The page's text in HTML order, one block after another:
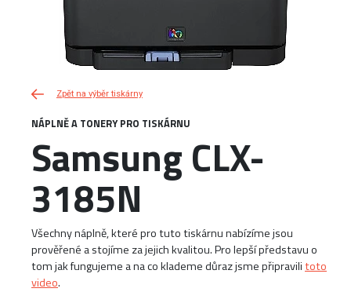
Zpět na výběr tiskárny
NÁPLNĚ A TONERY PRO TISKÁRNU
Samsung CLX-
3185N
Všechny náplně, které pro tuto tiskárnu nabízíme jsou
prověřené a stojíme za jejich kvalitou. Pro lepší představu o
tom jak fungujeme a na co klademe důraz jsme připravilitoto
video.